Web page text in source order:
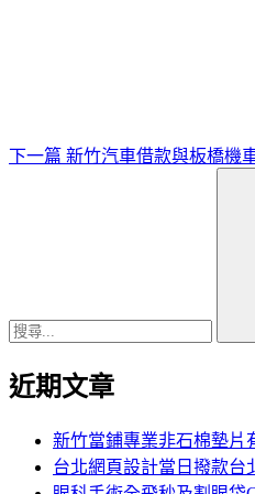
下一篇 新竹汽車借款與板橋機
近期文章
新竹當鋪專業非石棉墊片
台北網頁設計當日撥款台